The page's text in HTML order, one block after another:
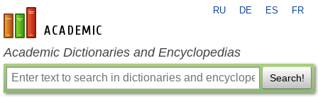
en-academic.com
RU DE ES FR
Academic Dictionaries and Encyclopedias
Search!